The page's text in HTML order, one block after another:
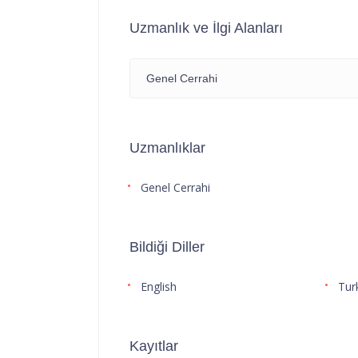
Uzmanlık ve İlgi Alanları
Genel Cerrahi
Uzmanlıklar
Genel Cerrahi
Bildiği Diller
English
Kayıtlar